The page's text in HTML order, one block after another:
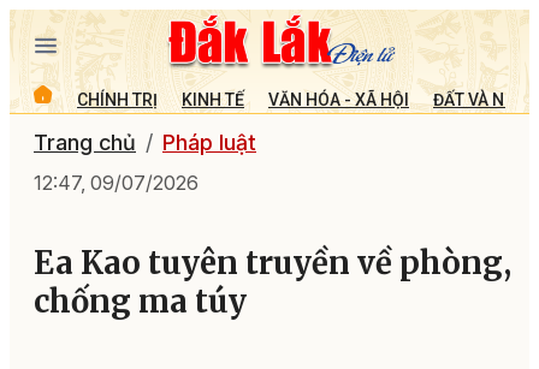
CHÍNH TRỊ KINH TẾ VĂN HÓA - XÃ HỘI ĐẤT VÀ
Trang chủ Pháp luật
12:47, 09/07/2026
Ea Kao tuyên truyền về phòng,
chống ma túy